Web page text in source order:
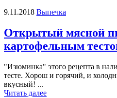
9.11.2018 Выпечка
Открытый мясной
картофельным
"Изюминка" этого рецепта в
тесте. Хорош и горячий, и
вкусный! ...
Читать далее